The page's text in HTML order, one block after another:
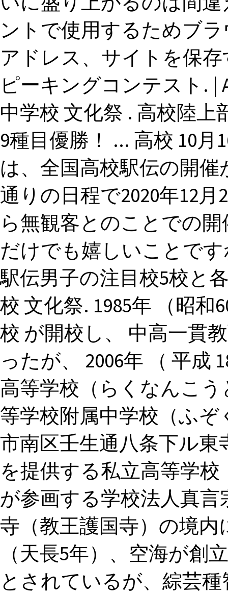
ントで使用するためブ
アドレス、サイトを保
ピーキングコンテスト. |
中学校 文化祭 . 高校陸
9種目優勝！ ... 高校 10月
は、全国高校駅伝の開
通りの日程で2020年12
ら無観客とのことでの
だけでも嬉しいことで
駅伝男子の注目校5校と
校 文化祭. 1985年 （昭
校 が開校し、 中高一貫
ったが、 2006年 （ 平成
高等学校（らくなんこ
等学校附属中学校（ふ
市南区壬生通八条下ル
を提供する私立高等学
が参画する学校法人真
寺（教王護国寺）の境内
（天長5年）、空海が創
とされているが、綜芸